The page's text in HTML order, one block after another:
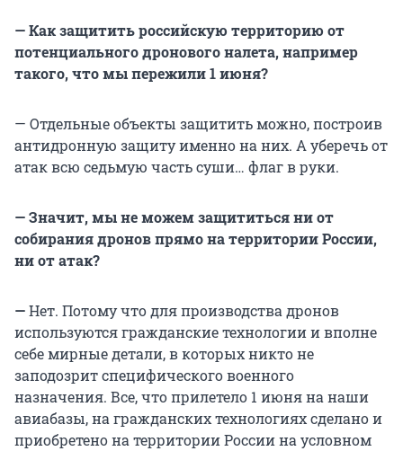
— Как защитить российскую территорию от
потенциального дронового налета, например
такого, что мы пережили 1 июня?
— Отдельные объекты защитить можно, построив
антидронную защиту именно на них. А уберечь от
атак всю седьмую часть суши… флаг в руки.
— Значит, мы не можем защититься ни от
собирания дронов прямо на территории России,
ни от атак?
—Нет. Потому что для производства дронов
используются гражданские технологии и вполне
себе мирные детали, в которых никто не
заподозрит специфического военного
назначения. Все, что прилетело 1 июня на наши
авиабазы, на гражданских технологиях сделано и
приобретено на территории России на условном